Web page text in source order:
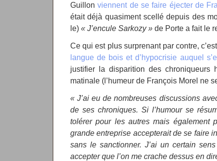
Guillonviennent de se faire éjecter de
était déjà quasiment scellé depuis des
le) « J’encule Sarkozy » de Porte a fait le
Ce qui est plus surprenant par contre,
langue de bois et d’hypocrisie auquel
justifier la disparition des chroniqueurs
matinale (l’humeur de François Morel ne
« J’ai eu de nombreuses discussions
de ses chroniques. Si l’humour se
tolérer pour les autres mais également
grande entreprise accepterait de se faire
sans le sanctionner. J’ai un certain
accepter que l’on me crache dessus en